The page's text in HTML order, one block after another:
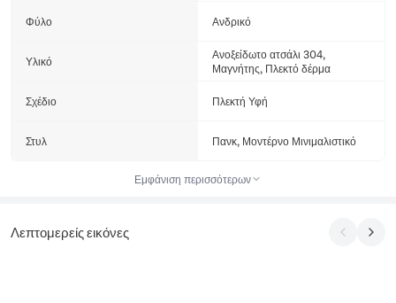
Φύλο Ανδρικό
Υλικό
Ανοξείδωτο ατσάλι 304,
Μαγνήτης, Πλεκτό δέρμα
Σχέδιο Πλεκτή Υφή
Στυλ Πανκ, Μοντέρνο Μινιμαλιστικό
Εμφάνιση περισσότερων
Λεπτομερείς εικόνες